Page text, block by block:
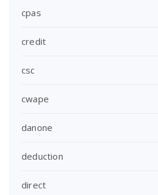
cpas
credit
csc
cwape
danone
deduction
direct